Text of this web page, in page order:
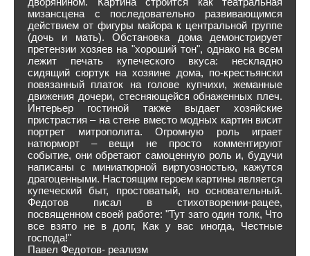
мизансцена с последовательно развивающимся
действием от фигуры майора к центральной группе
(дочь и мать). Обстановка дома демонстрирует
претензии хозяев на "хороший тон", однако на всем
лежит печать купеческого вкуса: нескладно
сидящий сюртук на хозяине дома, по-крестьянски
повязанный платок на голове купчихи, жеманные
движения дочери, стесняющейся обнаженных плеч.
Интерьер гостиной также выдает хозяйские
пристрастия – на стене вместо модных картин висит
портрет митрополита. Огромную роль играет
натюрморт – вещи не просто комментируют
событие, они обретают самоценную роль и, будучи
написаны с миниатюрной виртуозностью, кажутся
драгоценными. Настоящим героем картины является
купеческий быт, простоватый, но основательный.
Федотов писал в стихотворении-рацее,
посвященном своей работе: "Тут зато один толк, Что
все взято не в долг, Как у вас иногда, Честные
господа!"
Павел Федотов- реализм